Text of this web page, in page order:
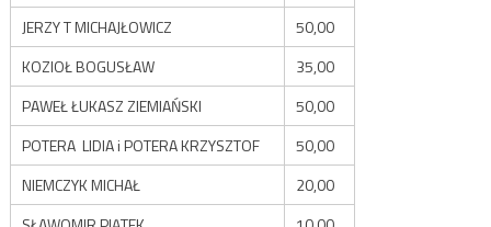
JERZY T MICHAJŁOWICZ
50,00
KOZIOŁ BOGUSŁAW
35,00
PAWEŁ ŁUKASZ ZIEMIAŃSKI
50,00
POTERA LIDIA i POTERA KRZYSZTOF
50,00
NIEMCZYK MICHAŁ
20,00